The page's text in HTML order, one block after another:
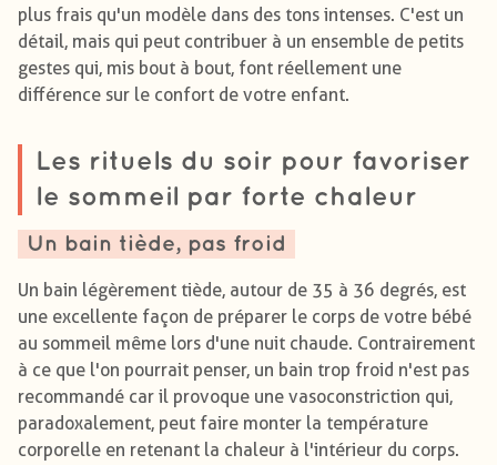
plus frais qu'un modèle dans des tons intenses. C'est un
détail, mais qui peut contribuer à un ensemble de petits
gestes qui, mis bout à bout, font réellement une
différence sur le confort de votre enfant.
Les rituels du soir pour favoriser
le sommeil par forte chaleur
Un bain tiède, pas froid
Un bain légèrement tiède, autour de 35 à 36 degrés, est
une excellente façon de préparer le corps de votre bébé
au sommeil même lors d'une nuit chaude. Contrairement
à ce que l'on pourrait penser, un bain trop froid n'est pas
recommandé car il provoque une vasoconstriction qui,
paradoxalement, peut faire monter la température
corporelle en retenant la chaleur à l'intérieur du corps.